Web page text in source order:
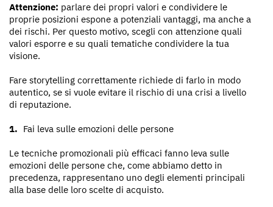
Attenzione: parlare dei propri valori e condividere le
proprie posizioni espone a potenziali vantaggi, ma anche a
dei rischi. Per questo motivo, scegli con attenzione quali
valori esporre e su quali tematiche condividere la tua
visione.
Fare storytelling correttamente richiede di farlo in modo
autentico, se si vuole evitare il rischio di una crisi a livello
di reputazione.
Fai leva sulle emozioni delle persone
Le tecniche promozionali più efficaci fanno leva sulle
emozioni delle persone che, come abbiamo detto in
precedenza, rappresentano uno degli elementi principali
alla base delle loro scelte di acquisto.